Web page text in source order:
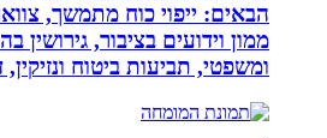
הבאים: ייפוי כוח מתמשך, צוואות
ממון וידועים בציבור, גירושין
ומשפטי, תביעות ביטוח ונזיקין, דיני